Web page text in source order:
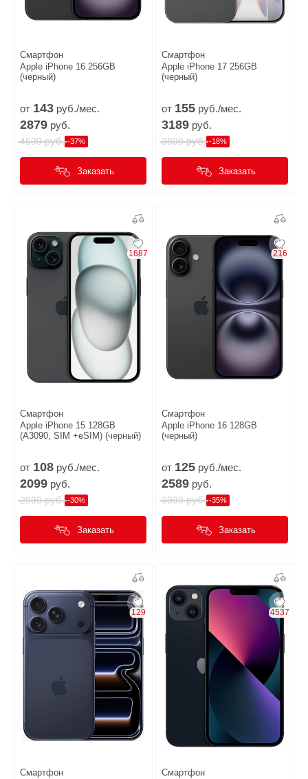
Смартфон
Apple iPhone 16 256GB
(черный)
от 143 руб./мес.
2879 руб.
4599руб. -37%
Заказать
Смартфон
Apple iPhone 17 256GB
(черный)
от 155 руб./мес.
3189 руб.
3899руб. -18%
Заказать
1687
Смартфон
Apple iPhone 15 128GB
(A3090, SIM +eSIM) (черный)
от 108 руб./мес.
2099 руб.
2999руб. -30%
Заказать
216
Смартфон
Apple iPhone 16 128GB
(черный)
от 125 руб./мес.
2589 руб.
3999руб. -35%
Заказать
129
Смартфон
4537
Смартфон